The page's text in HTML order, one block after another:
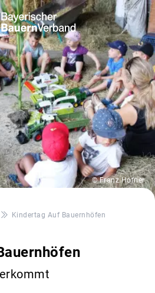
© Franz Hofner
Kindertag Auf Bauernhöfen